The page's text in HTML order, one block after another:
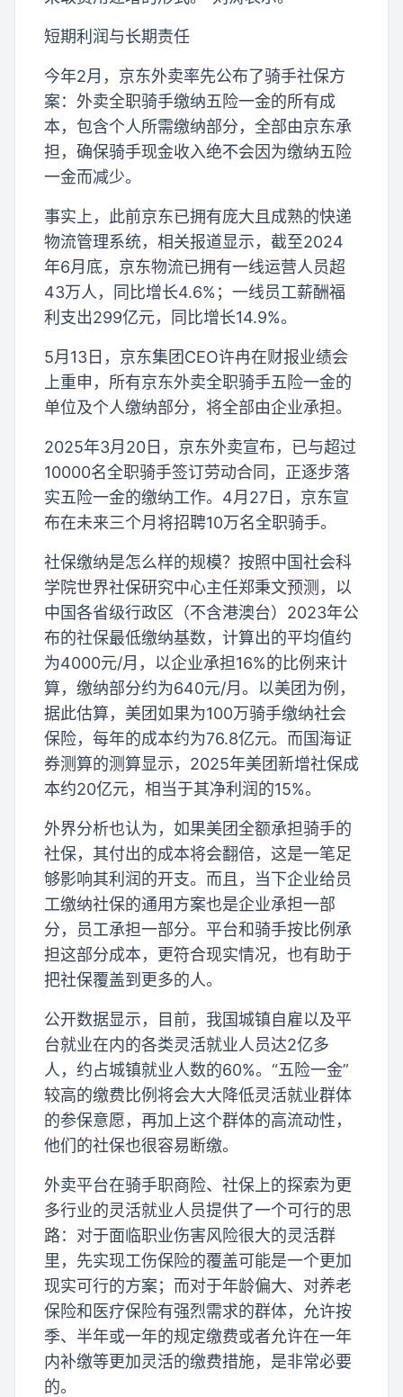
短期利润与长期责任
今年2月，京东外卖率先公布了骑手社保方
案：外卖全职骑手缴纳五险一金的所有成
本，包含个人所需缴纳部分，全部由京东承
担，确保骑手现金收入绝不会因为缴纳五险
一金而减少。
事实上，此前京东已拥有庞大且成熟的快递
物流管理系统，相关报道显示，截至2024
年6月底，京东物流已拥有一线运营人员超
43万人，同比增长4.6%；一线员工薪酬福
利支出299亿元，同比增长14.9%。
5月13日，京东集团CEO许冉在财报业绩会
上重申，所有京东外卖全职骑手五险一金的
单位及个人缴纳部分，将全部由企业承担。
2025年3月20日，京东外卖宣布，已与超过
10000名全职骑手签订劳动合同，正逐步落
实五险一金的缴纳工作。4月27日，京东宣
布在未来三个月将招聘10万名全职骑手。
社保缴纳是怎么样的规模？按照中国社会科
学院世界社保研究中心主任郑秉文预测，以
中国各省级行政区（不含港澳台）2023年公
布的社保最低缴纳基数，计算出的平均值约
为4000元/月，以企业承担16%的比例来计
算，缴纳部分约为640元/月。以美团为例，
据此估算，美团如果为100万骑手缴纳社会
保险，每年的成本约为76.8亿元。而国海证
券测算的测算显示，2025年美团新增社保成
本约20亿元，相当于其净利润的15%。
外界分析也认为，如果美团全额承担骑手的
社保，其付出的成本将会翻倍，这是一笔足
够影响其利润的开支。而且，当下企业给员
工缴纳社保的通用方案也是企业承担一部
分，员工承担一部分。平台和骑手按比例承
担这部分成本，更符合现实情况，也有助于
把社保覆盖到更多的人。
公开数据显示，目前，我国城镇自雇以及平
台就业在内的各类灵活就业人员达2亿多
人，约占城镇就业人数的60%。“五险一金”
较高的缴费比例将会大大降低灵活就业群体
的参保意愿，再加上这个群体的高流动性，
他们的社保也很容易断缴。
外卖平台在骑手职商险、社保上的探索为更
多行业的灵活就业人员提供了一个可行的思
路：对于面临职业伤害风险很大的灵活群
里，先实现工伤保险的覆盖可能是一个更加
现实可行的方案；而对于年龄偏大、对养老
保险和医疗保险有强烈需求的群体，允许按
季、半年或一年的规定缴费或者允许在一年
内补缴等更加灵活的缴费措施，是非常必要
的。